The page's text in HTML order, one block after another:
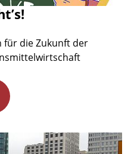
für die Zukunft der